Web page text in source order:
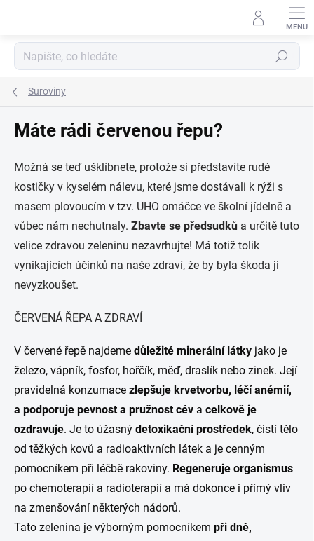
Hledat
Suroviny
Máte rádi červenou řepu?
Možná se teď ušklíbnete, protože si představíte rudé
kostičky v kyselém nálevu, které jsme dostávali k rýži s
masem plovoucím v tzv. UHO omáčce ve školní jídelně a
vůbec nám nechutnaly. Zbavte se předsudků a určitě tuto
velice zdravou zeleninu nezavrhujte! Má totiž tolik
vynikajících účinků na naše zdraví, že by byla škoda ji
nevyzkoušet.
ČERVENÁ ŘEPA A ZDRAVÍ
V červené řepě najdeme důležité minerální látky jako je
železo, vápník, fosfor, hořčík, měď, draslík nebo zinek. Její
pravidelná konzumace zlepšuje krvetvorbu, léčí anémií,
a podporuje pevnost a pružnost cév a celkově je
ozdravuje. Je to úžasný detoxikační prostředek, čistí tělo
od těžkých kovů a radioaktivních látek a je cenným
pomocníkem při léčbě rakoviny. Regeneruje organismus
po chemoterapií a radioterapií a má dokonce i přímý vliv
na zmenšování některých nádorů.
Tato zelenina je výborným pomocníkem při dně,